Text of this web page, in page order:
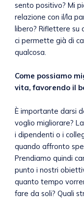
sento positivo? Mi
relazione con il/la
libero? Riflettere su
ci permette già di
qualcosa.
Come possiamo
vita, favorendo il
È importante darsi
voglio migliorare?
i dipendenti o i
quando affronto
Prendiamo quindi
punto i nostri
quanto tempo
fare da soli? Quali